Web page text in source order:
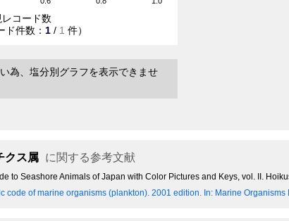
コード数
ド件数： 1 / 1 件）
為、塩分別グラフを表示できませ
クス属 に関する参考文献
to Seashore Animals of Japan with Color Pictures and Keys, vol. II.
code of marine organisms (plankton). 2001 edition. In: Marine Organisms